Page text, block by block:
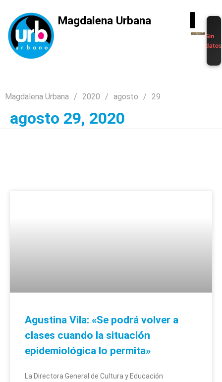
Magdalena Urbana
Sin
datos
Magdalena Urbana 2020 agosto 29
agosto 29, 2020
Agustina Vila: «Se podrá volver a
clases cuando la situación
epidemiológica lo permita»
La Directora General de Cultura y Educación